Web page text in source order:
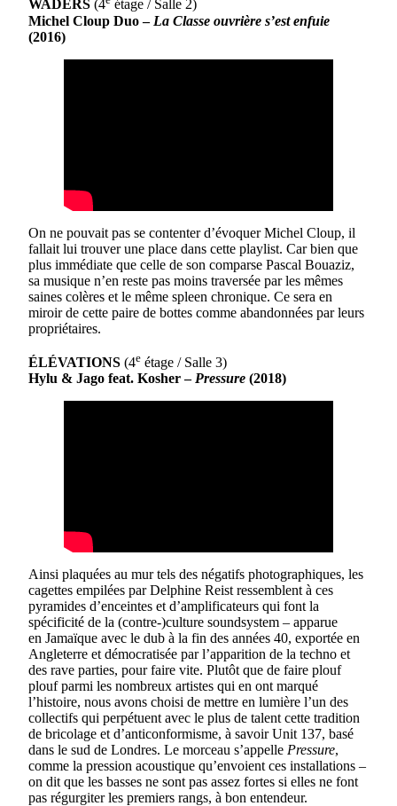
WADERS (4 étage / Salle 2)
Michel Cloup Duo – La Classe ouvrière s’est enfuie
(2016)
On ne pouvait pas se contenter d’évoquer Michel Cloup, il
fallait lui trouver une place dans cette playlist. Car bien que
plus immédiate que celle de son comparse Pascal Bouaziz,
sa musique n’en reste pas moins traversée par les mêmes
saines colères et le même spleen chronique. Ce sera en
miroir de cette paire de bottes comme abandonnées par leurs
propriétaires.
ÉLÉVATIONS (4e étage / Salle 3)
Hylu & Jago feat. Kosher – Pressure (2018)
Ainsi plaquées au mur tels des négatifs photographiques, les
cagettes empilées par Delphine Reist ressemblent à ces
pyramides d’enceintes et d’amplificateurs qui font la
spécificité de la (contre-)culture soundsystem – apparue
en Jamaïque avec le dub à la fin des années 40, exportée en
Angleterre et démocratisée par l’apparition de la techno et
des rave parties, pour faire vite. Plutôt que de faire plouf
plouf parmi les nombreux artistes qui en ont marqué
l’histoire, nous avons choisi de mettre en lumière l’un des
collectifs qui perpétuent avec le plus de talent cette tradition
de bricolage et d’anticonformisme, à savoir Unit 137, basé
dans le sud de Londres. Le morceau s’appelle Pressure,
comme la pression acoustique qu’envoient ces installations –
on dit que les basses ne sont pas assez fortes si elles ne font
pas régurgiter les premiers rangs, à bon entendeur.